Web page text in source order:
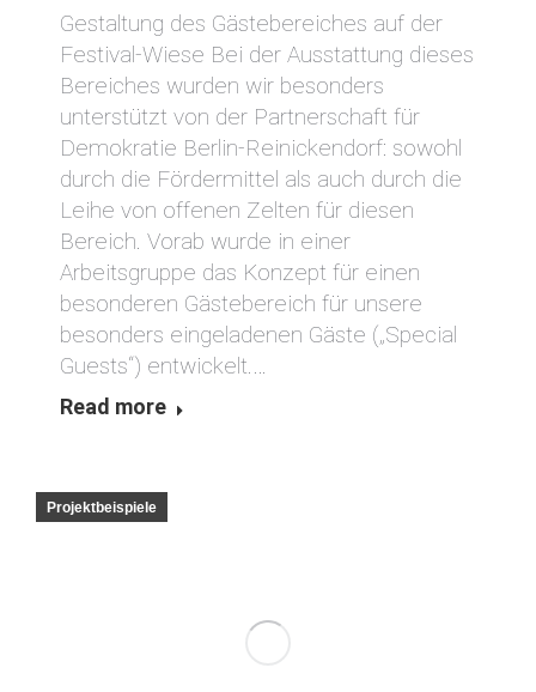
Gestaltung des Gästebereiches auf der
Festival-Wiese Bei der Ausstattung dieses
Bereiches wurden wir besonders
unterstützt von der Partnerschaft für
Demokratie Berlin-Reinickendorf: sowohl
durch die Fördermittel als auch durch die
Leihe von offenen Zelten für diesen
Bereich. Vorab wurde in einer
Arbeitsgruppe das Konzept für einen
besonderen Gästebereich für unsere
besonders eingeladenen Gäste („Special
Guests“) entwickelt.…
Read more
Projektbeispiele